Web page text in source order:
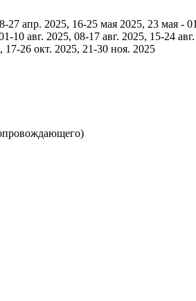
27 апр. 2025, 16-25 мая 2025, 23
2025, 08-17 авг. 2025, 15-24 авг.
17-26 окт. 2025, 21-30 ноя. 2025